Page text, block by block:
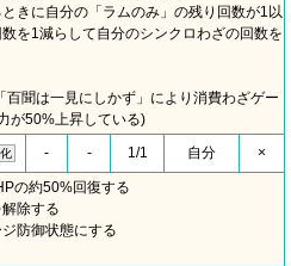
きに自分の「ラムのみ」の残り回数が1以
を1減らして自分のシンクロわざの回数を
百聞は一見にしかず」により消費わざゲー
が50%上昇している)
- - 1/1 自分 ×
の約50%回復する
除する
防御状態にする